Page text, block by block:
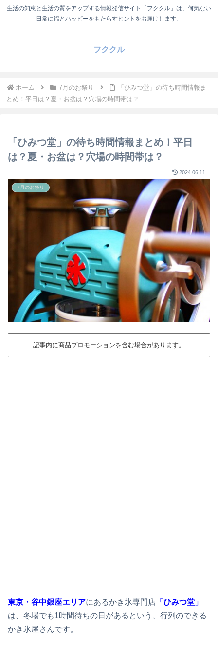
生活の知恵と生活の質をアップする情報発信サイト「フククル」は、何気ない
日常に福とハッピーをもたらすヒントをお届けします。
フククル
ホーム 7月のお祭り
「ひみつ堂」の待ち時間情報ま
とめ！平日は？夏・お盆は？穴場の時間帯は？
「ひみつ堂」の待ち時間情報まとめ！平日
は？夏・お盆は？穴場の時間帯は？
2024.06.11
7月のお祭り
記事内に商品プロモーションを含む場合があります。
東京・谷中銀座エリアにあるかき氷専門店 「ひみつ堂」
は、冬場でも1時間待ちの日があるという、行列のできる
かき氷屋さんです。